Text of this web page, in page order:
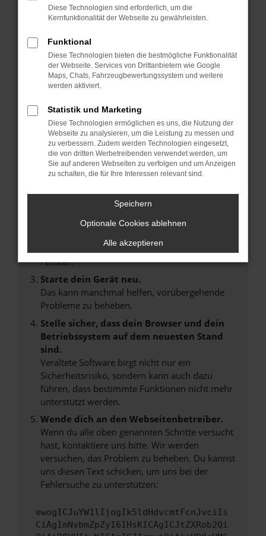
Sofort verfügbare Modelle
Fehler: Network Error
Beim Laden ist ein Fehler aufgetreten.
Hier sind ein paar Tipps, die dir helfen können:
Überprüfe deine Firewall und deine
Internetverbindung.
Laden andere Webseiten, zum Beispiel deine
Suchmaschine?
Prüfe deine Browsererweiterungen.
Manche Erweiterungen, wie Werbeblocker,
können das Laden bestimmter Seiten
anderen Browser oder in einem privaten
Fenster?
Starte dein Gerät neu.
Das kann manchmal helfen, vorübergehende
Probleme zu beheben.
Stelle sicher, dass dein Browser und dein
Betriebssystem auf dem neuesten Stand
sind.
Veraltete Software birgt nicht nur ein
Sicherheitsrisiko, sondern kann auch dazu
führen, dass bestimmte Funktionen nicht mehr
unterstützt werden.
Wende dich an den Webseitenbetreiber.
Wenn du alle oben genannten Schritte versucht
hast, kontaktiere uns bitte. Wir werden
versuchen, das Problem zu beheben. Du kannst
uns diesen Text schicken, um uns bei der
Fehlersuche zu unterstützen:
ewogICJuYW1lIjogIk5ldHdvcmtFcnJvciIs
CiAgImNvbmZpZyI6IHsKICAgICJtZXRob2Qi
Diese Technologien sind erforderlich, um die
Kernfunktionalität der Webseite zu gewährleisten.
Funktional
Diese Technologien bieten die bestmögliche Funktionalität
der Webseite. Services von Drittanbietern wie Google
Maps, Chats, Fahrzeugbewertungssystem und weitere
werden aktiviert.
Statistik und Marketing
Diese Technologien ermöglichen es uns, die Nutzung der
Webseite zu analysieren, um die Leistung zu messen und
zu verbessern. Zudem werden Technologien eingesetzt,
die von dritten Werbetreibenden verwendet werden, um
Sie auf anderen Webseiten zu verfolgen und um Anzeigen
zu schalten, die für Ihre Interessen relevant sind.
Speichern
Optionale Cookies ablehnen
Alle akzeptieren